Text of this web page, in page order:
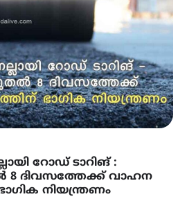
റോഡ് ടാറിങ് :
8 ദിവസത്തേക്ക് വാഹന
നിയന്ത്രണം